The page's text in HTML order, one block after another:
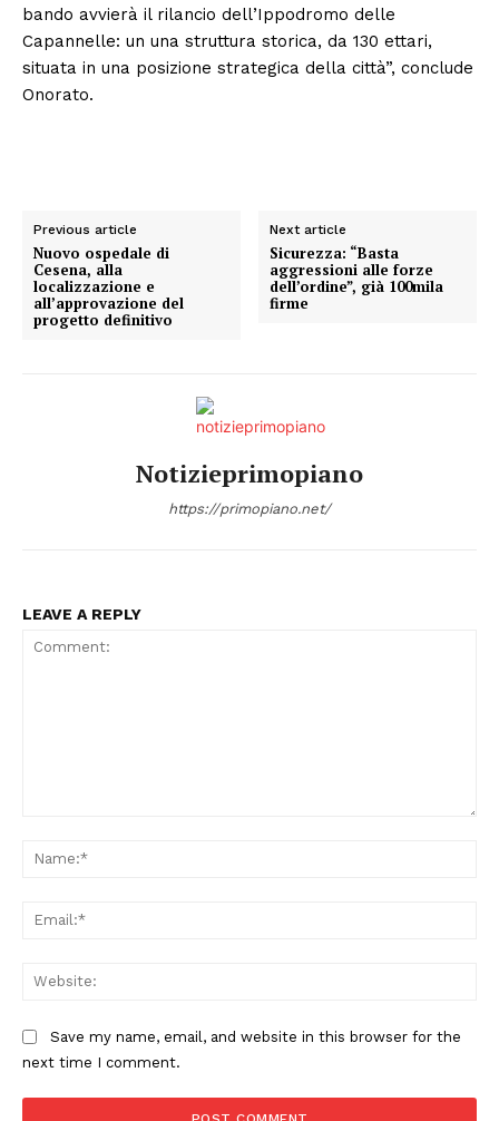
bando avvierà il rilancio dell’Ippodromo delle
Capannelle: un una struttura storica, da 130 ettari,
situata in una posizione strategica della città”, conclude
Onorato.
Previous article
Nuovo ospedale di
Cesena, alla
localizzazione e
all’approvazione del
progetto definitivo
Next article
Sicurezza: “Basta
aggressioni alle forze
dell’ordine”, già 100mila
firme
Notizieprimopiano
https://primopiano.net/
LEAVE A REPLY
Save my name, email, and website in this browser for the
next time I comment.